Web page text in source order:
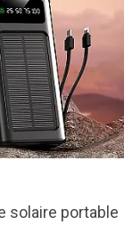
solaire portable